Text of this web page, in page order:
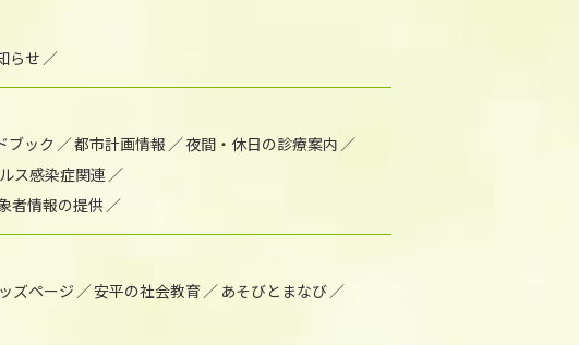
らせ
ブック 都市計画情報
夜間・休日の診療案内
ス感染症関連
者情報の提供
ズページ 安平の社会教育
あそびとまなび